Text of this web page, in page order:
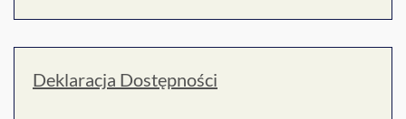
Deklaracja Dostępności